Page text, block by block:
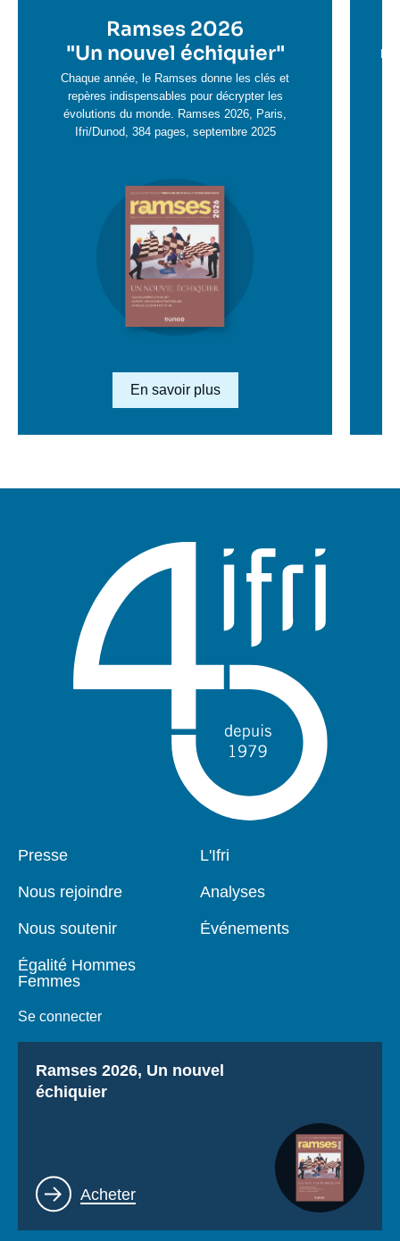
en
savoir
plus
Ramses 2026
"Un nouvel échiquier"
Chaque année, le Ramses donne les clés et
repères indispensables pour décrypter les
évolutions du monde. Ramses 2026, Paris,
Ifri/Dunod, 384 pages, septembre 2025
savoir
Lien en savoir plus
En savoir plus
Pied
Presse
Nous rejoindre
Nous soutenir
Égalité Hommes
Femmes
Se connecter
Navigation
L'Ifri
Analyses
Événements
Titre
Ramses 2026, Un nouvel
échiquier
Lien
Acheter